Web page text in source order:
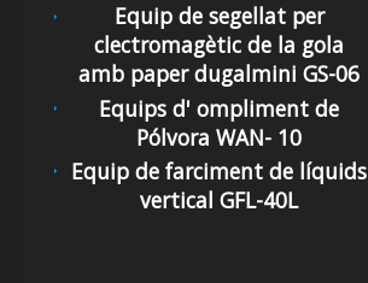
Equip de segellat per
clectromagètic de la gola
amb paper dugalmini GS-06
Equips d' ompliment de
Pólvora WAN- 10
Equip de farciment de líquids
vertical GFL-40L